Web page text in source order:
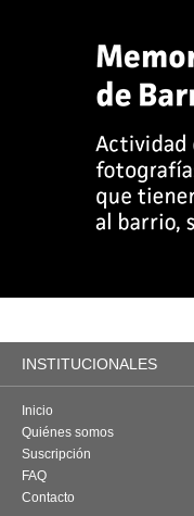
INSTITUCIONALES
Inicio
Quiénes somos
Suscripción
FAQ
Contacto